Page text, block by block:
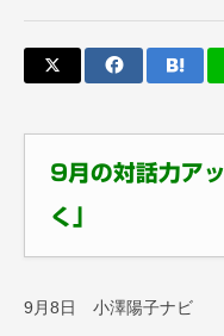
9月の対話力
く」
9月8日 小澤陽子ナビ